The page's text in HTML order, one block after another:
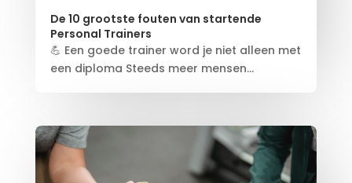
De 10 grootste fouten van startende
Personal Trainers
💪 Een goede trainer word je niet alleen met
een diploma Steeds meer mensen...